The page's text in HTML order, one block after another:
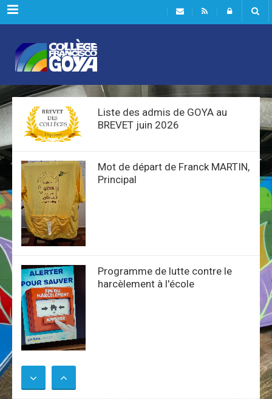
Menu
Liste des admis de GOYA au
BREVET juin 2026
Mot de départ de Franck MARTIN,
Principal
Programme de lutte contre le
harcèlement à l'école